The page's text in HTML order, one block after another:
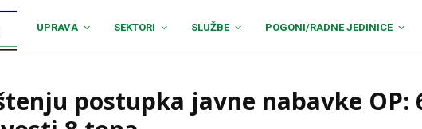
UPRAVA SEKTORI SLUŽBE POGONI/RADNE JEDINICE
postupka javne nabavke OP: